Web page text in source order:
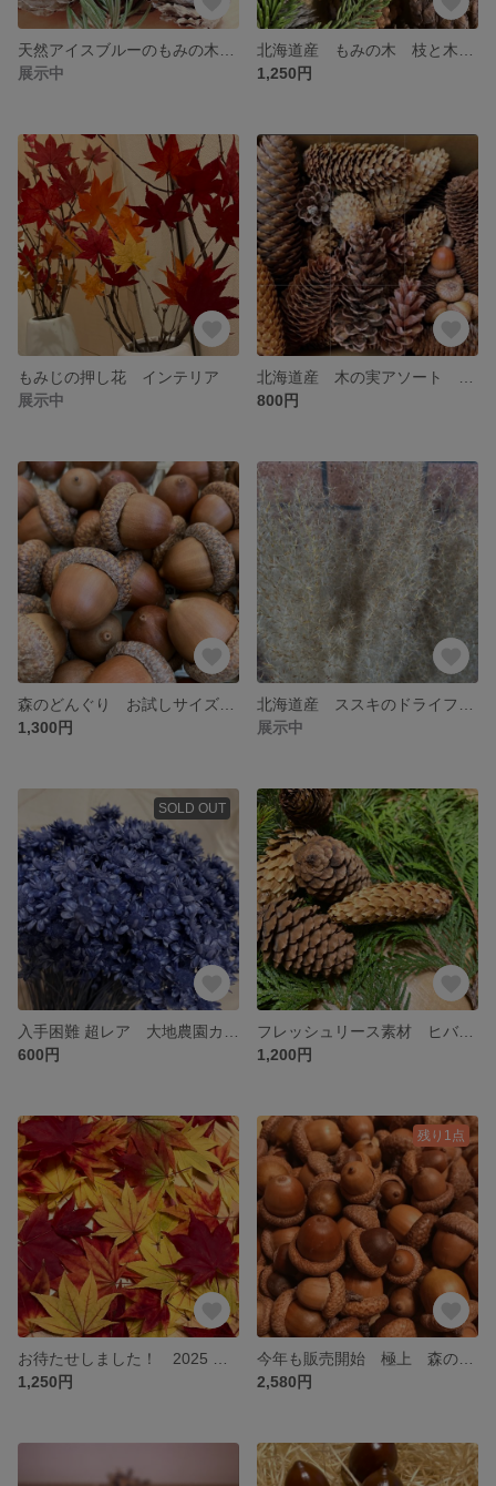
展示中
1,250円
もみじの押し花 インテリア
展示中
800円
1,300円
展示中
SOLD OUT
600円
1,200円
1,250円
残り1点
2,580円